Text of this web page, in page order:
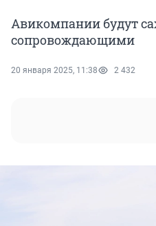
Авикомпании будут
сопровождающими
20 января 2025, 11:38 2 432